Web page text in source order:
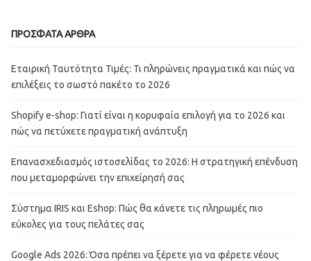
ΠΡΟΣΦΑΤΑ ΑΡΘΡΑ
Εταιρική Ταυτότητα Τιμές: Τι πληρώνεις πραγματικά και πώς να
επιλέξεις το σωστό πακέτο το 2026
Shopify e-shop: Γιατί είναι η κορυφαία επιλογή για το 2026 και
πώς να πετύχετε πραγματική ανάπτυξη
Επανασχεδιασμός ιστοσελίδας το 2026: Η στρατηγική επένδυση
που μεταμορφώνει την επιχείρησή σας
Σύστημα IRIS και Eshop: Πώς θα κάνετε τις πληρωμές πιο
εύκολες για τους πελάτες σας
Google Ads 2026: Όσα πρέπει να ξέρετε για να φέρετε νέους